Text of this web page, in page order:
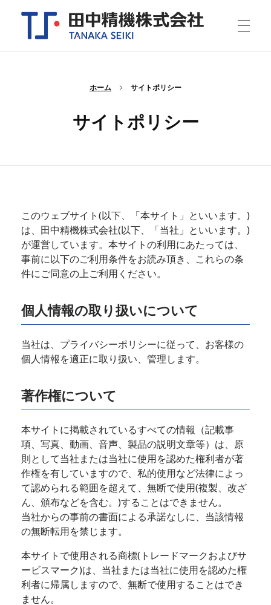
ホーム サイトポリシー
サイトポリシー
このウェブサイト(以下、「本サイト」といいます。)
は、田中精機株式会社(以下、「当社」といいます。)
が運営しています。本サイトの利用にあたっては、
事前に以下のご利用条件をお読み頂き、これらの条
件にご同意の上ご利用ください。
個人情報の取り扱いについて
当社は、プライバシーポリシーに従って、お客様の
個人情報を適正に取り扱い、管理します。
著作権について
本サイトに掲載されているすべての情報（記載事
項、写真、動画、音声、製品の説明文章等）は、原
則として当社または当社に使用を認めた権利者が著
作権を有していますので、私的使用など法律によっ
て認められる範囲を超えて、無断で使用(複製、改ざ
ん、頒布などを含む。)することはできません。
当社からの事前の書面による承諾なしに、当該情報
の無断転用を禁じます。
本サイトで使用される商標(トレードマークおよびサ
ービスマーク)は、当社または当社に使用を認めた権
利者に帰属しますので、無断で使用することはでき
ません。